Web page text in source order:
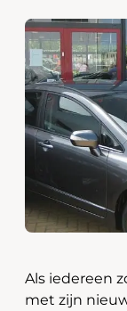
Over ons
Webshop
Contact
Als iedereen
met zijn